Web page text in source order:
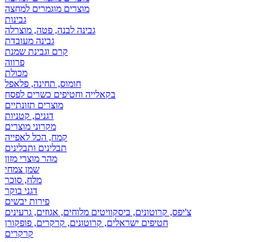
מוצרים מוגמרים למחצה
גבינות
גבינה לבנה, פטה, מוצרלה
גבינה מעובדת
קרם וגבינת שמנת
פרווה
מכולת
חומוס, תחינה, פלאפל
בקאלייה וחטיפים כשרים לפסח
מוצרים תזונתיים
דגנים, קטניות
מקרוני מוצרים
קמח, הכל לאפייה
תבלינים ותבלינים
מהר מוצרי מזון
שמן צמחי
מלח, סוכר
דגני בוקר
פירות יבשים
צ'יפס, קרוטונים, ביסקוויטים מלוחים, אגוזים, גרעינים
חטיפים ישראלים, קרוטונים, קרקרים, פופקורן
קרקרים